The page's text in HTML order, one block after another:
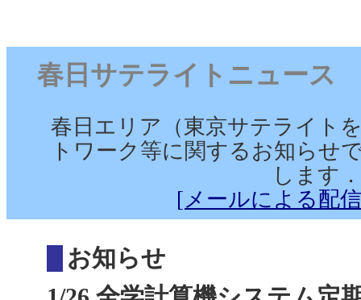
春日サテライトニュース
春日エリア（東京サテライト
トワーク等に関するお知らせ
します．
[メールによる配
お知らせ